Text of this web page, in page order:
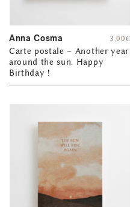
Anna Cosma
Carte postale – Another year
around the sun. Happy
Birthday !
3,00€